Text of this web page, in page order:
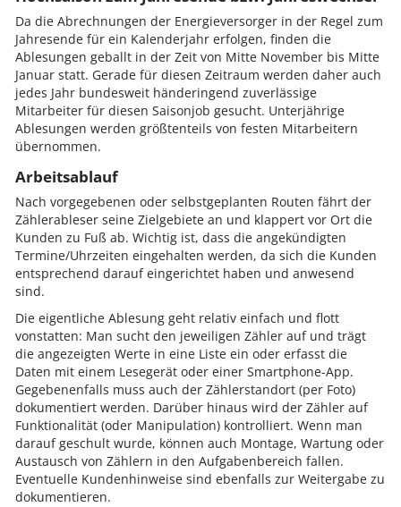
Da die Abrechnungen der Energieversorger in der Regel zum
Jahresende für ein Kalenderjahr erfolgen, finden die
Ablesungen geballt in der Zeit von Mitte November bis Mitte
Januar statt. Gerade für diesen Zeitraum werden daher auch
jedes Jahr bundesweit händeringend zuverlässige
Mitarbeiter für diesen Saisonjob gesucht. Unterjährige
Ablesungen werden größtenteils von festen Mitarbeitern
übernommen.
Arbeitsablauf
Nach vorgegebenen oder selbstgeplanten Routen fährt der
Zählerableser seine Zielgebiete an und klappert vor Ort die
Kunden zu Fuß ab. Wichtig ist, dass die angekündigten
Termine/Uhrzeiten eingehalten werden, da sich die Kunden
entsprechend darauf eingerichtet haben und anwesend
sind.
Die eigentliche Ablesung geht relativ einfach und flott
vonstatten: Man sucht den jeweiligen Zähler auf und trägt
die angezeigten Werte in eine Liste ein oder erfasst die
Daten mit einem Lesegerät oder einer Smartphone-App.
Gegebenenfalls muss auch der Zählerstandort (per Foto)
dokumentiert werden. Darüber hinaus wird der Zähler auf
Funktionalität (oder Manipulation) kontrolliert. Wenn man
darauf geschult wurde, können auch Montage, Wartung oder
Austausch von Zählern in den Aufgabenbereich fallen.
Eventuelle Kundenhinweise sind ebenfalls zur Weitergabe zu
dokumentieren.